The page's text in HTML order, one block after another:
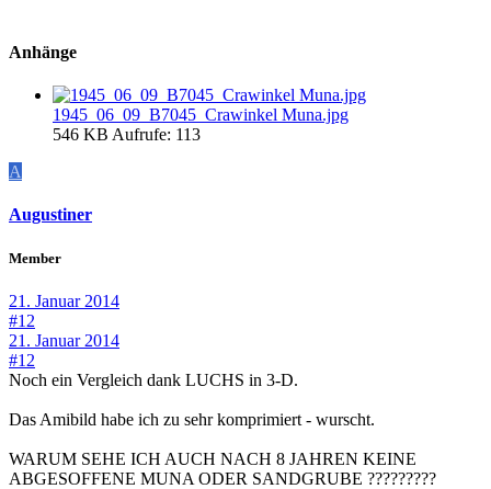
Anhänge
1945_06_09_B7045_Crawinkel Muna.jpg
546 KB Aufrufe: 113
A
Augustiner
Member
21. Januar 2014
#12
21. Januar 2014
#12
Noch ein Vergleich dank LUCHS in 3-D.
Das Amibild habe ich zu sehr komprimiert - wurscht.
WARUM SEHE ICH AUCH NACH 8 JAHREN KEINE
ABGESOFFENE MUNA ODER SANDGRUBE ?????????